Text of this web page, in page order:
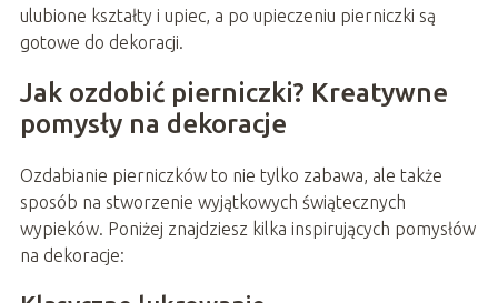
ulubione kształty i upiec, a po upieczeniu pierniczki są
gotowe do dekoracji.
Jak ozdobić pierniczki? Kreatywne
pomysły na dekoracje
Ozdabianie pierniczków to nie tylko zabawa, ale także
sposób na stworzenie wyjątkowych świątecznych
wypieków. Poniżej znajdziesz kilka inspirujących pomysłów
na dekoracje: